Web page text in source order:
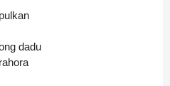
dadu